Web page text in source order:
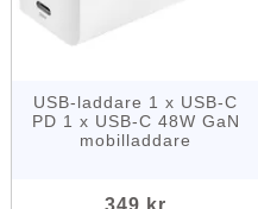
USB-laddare 1 x USB-C
PD 1 x USB-C 48W GaN
mobilladdare